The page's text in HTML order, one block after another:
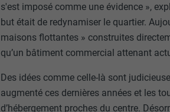
s'est imposé comme une évidence »,
but était de redynamiser le quartier.
maisons flottantes » construites
qu’un bâtiment commercial attenant
Des idées comme celle-là sont
augmenté ces dernières années et les
d’hébergement proches du centre.
EXPIRATION 12 mois
UTILITÉ
Ce
NOM _gat
FOURNISSEUR Google
EXPIRATION 1 jour
Est
FOURNISSEUR Google
EXPIRATION 6 mois
UTILITÉ
préférés
que vous
par page